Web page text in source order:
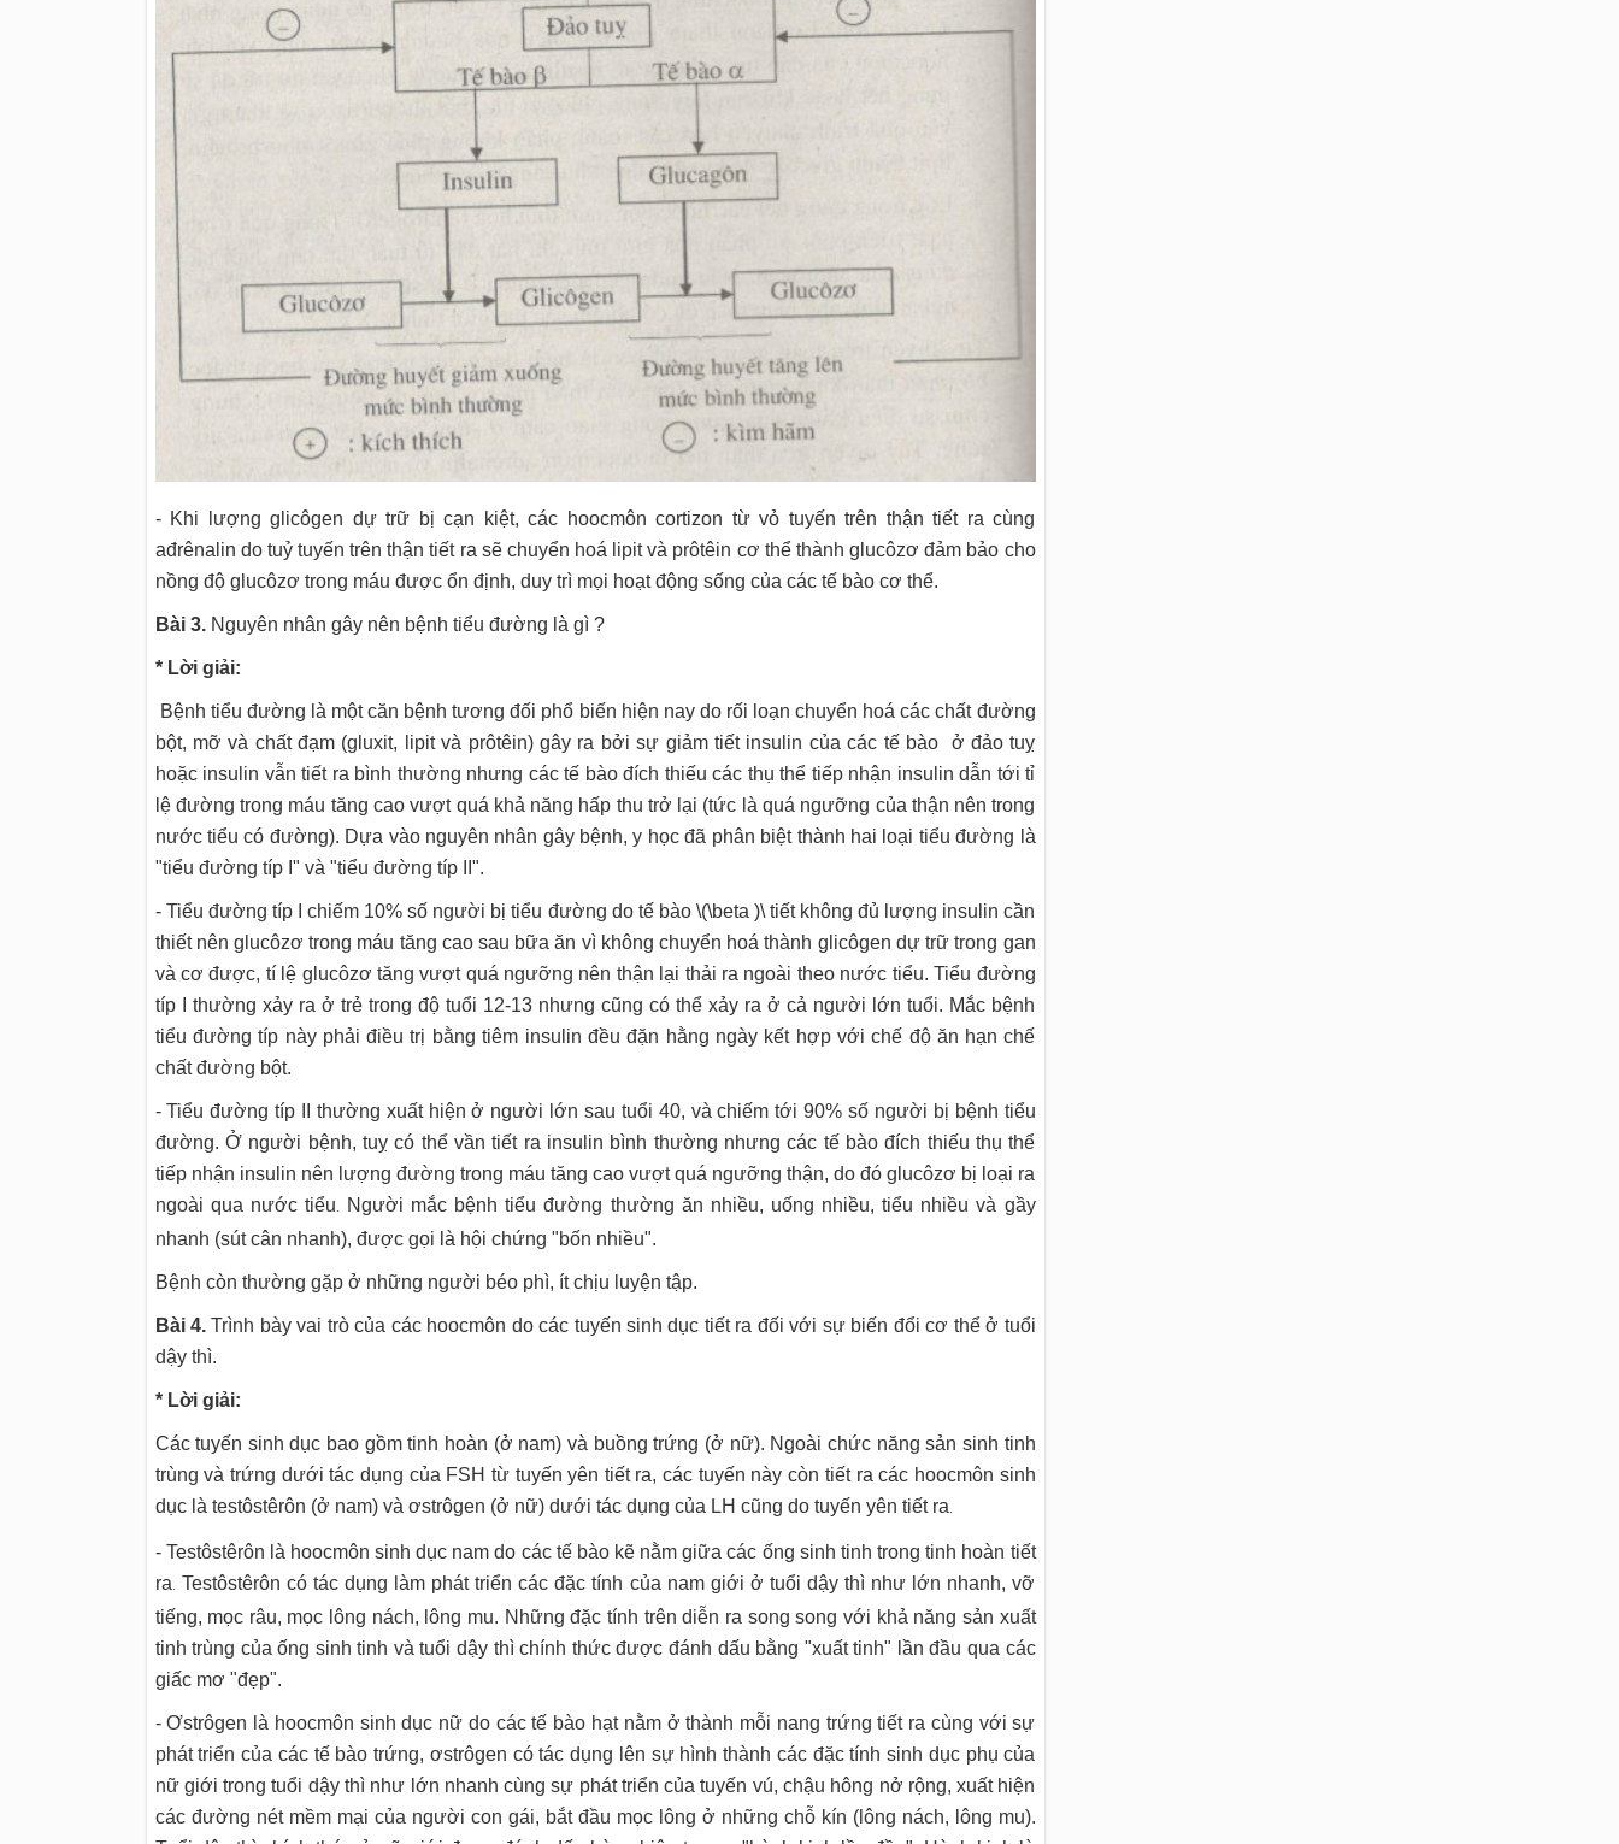
- Khi lượng glicôgen dự trữ bị cạn kiệt, các hoocmôn cortizon từ vỏ tuyến trên thận tiết ra cùng
ađrênalin do tuỷ tuyến trên thận tiết ra sẽ chuyển hoá lipit và prôtêin cơ thể thành glucôzơ đảm bảo cho
nồng độ glucôzơ trong máu được ổn định, duy trì mọi hoạt động sống của các tế bào cơ thể.
Bài 3.Nguyên nhân gây nên bệnh tiểu đường là gì ?
* Lời giải:
Bệnh tiểu đường là một căn bệnh tương đối phổ biến hiện nay do rối loạn chuyển hoá các chất đường
bột, mỡ và chất đạm (gluxit, lipit và prôtêin) gây ra bởi sự giảm tiết insulin của các tế bào ở đảo tuỵ
hoặc insulin vẫn tiết ra bình thường nhưng các tế bào đích thiếu các thụ thể tiếp nhận insulin dẫn tới tỉ
lệ đường trong máu tăng cao vượt quá khả năng hấp thu trở lại (tức là quá ngưỡng của thận nên trong
nước tiểu có đường). Dựa vào nguyên nhân gây bệnh, y học đã phân biệt thành hai loại tiểu đường là
"tiểu đường típ I" và "tiểu đường típ II".
- Tiểu đường típ I chiếm 10% số người bị tiểu đường do tế bào \(\beta )\ tiết không đủ lượng insulin cần
thiết nên glucôzơ trong máu tăng cao sau bữa ăn vì không chuyển hoá thành glicôgen dự trữ trong gan
và cơ được, tí lệ glucôzơ tăng vượt quá ngưỡng nên thận lại thải ra ngoài theo nước tiểu. Tiểu đường
típ I thường xảy ra ở trẻ trong độ tuổi 12-13 nhưng cũng có thể xảy ra ở cả người lớn tuổi. Mắc bệnh
tiểu đường típ này phải điều trị bằng tiêm insulin đều đặn hằng ngày kết hợp với chế độ ăn hạn chế
chất đường bột.
- Tiểu đường típ II thường xuất hiện ở người lớn sau tuổi 40, và chiếm tới 90% số người bị bệnh tiểu
đường. Ở người bệnh, tuỵ có thể vần tiết ra insulin bình thường nhưng các tế bào đích thiếu thụ thể
tiếp nhận insulin nên lượng đường trong máu tăng cao vượt quá ngưỡng thận, do đó glucôzơ bị loại ra
ngoài qua nước tiểu
Người mắc bệnh tiểu đường thường ăn nhiều, uống nhiều, tiểu nhiều và gầy
nhanh (sút cân nhanh), được gọi là hội chứng "bốn nhiều".
Bệnh còn thường gặp ở những người béo phì, ít chịu luyện tập.
Bài 4.Trình bày vai trò của các hoocmôn do các tuyến sinh dục tiết ra đối với sự biến đổi cơ thể ở tuổi
dậy thì.
* Lời giải:
Các tuyến sinh dục bao gồm tinh hoàn (ở nam) và buồng trứng (ở nữ). Ngoài chức năng sản sinh tinh
trùng và trứng dưới tác dụng của FSH từ tuyến yên tiết ra, các tuyến này còn tiết ra các hoocmôn sinh
dục là testôstêrôn (ở nam) và ơstrôgen (ở nữ) dưới tác dụng của LH cũng do tuyến yên tiết ra
- Testôstêrôn là hoocmôn sinh dục nam do các tế bào kẽ nằm giữa các ống sinh tinh trong tinh hoàn tiết
ra Testôstêrôn có tác dụng làm phát triển các đặc tính của nam giới ở tuổi dậy thì như lớn nhanh, vỡ
tiếng, mọc râu, mọc lông nách, lông mu. Những đặc tính trên diễn ra song song với khả năng sản xuất
tinh trùng của ống sinh tinh và tuổi dậy thì chính thức được đánh dấu bằng "xuất tinh" lần đầu qua các
giấc mơ "đẹp".
- Ơstrôgen là hoocmôn sinh dục nữ do các tế bào hạt nằm ở thành mỗi nang trứng tiết ra cùng với sự
phát triển của các tế bào trứng, ơstrôgen có tác dụng lên sự hình thành các đặc tính sinh dục phụ của
nữ giới trong tuổi dậy thì như lớn nhanh cùng sự phát triển của tuyến vú, chậu hông nở rộng, xuất hiện
các đường nét mềm mại của người con gái, bắt đầu mọc lông ở những chỗ kín (lông nách, lông mu).